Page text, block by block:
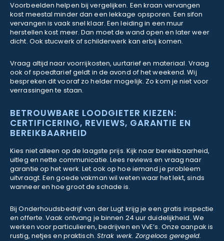
Voorbeelden helpen bij vergelijken. Een kraan vervangen
kost meestal minder dan een lekkage opsporen. Een sifon
vervangen is vaak snel klaar. Een leiding in een muur
herstellen kost meer. Dan moet de wand open en later weer
dicht. Ook stucwerk of schilderwerk kan erbij komen.
Vraag altijd naar voorrijkosten, uurtarief en materiaal. Vraag
ook of spoedtarief geldt in de avond of het weekend. Wij
bespreken dit vooraf zo helder mogelijk. Zo kom je niet voor
verrassingen te staan.
BETROUWBARE LOODGIETER KIEZEN:
CERTIFICERING, REVIEWS, GARANTIE EN
BEREIKBAARHEID
Kies niet alleen op de laagste prijs. Kijk naar bereikbaarheid,
uitleg en nette communicatie. Lees reviews en vraag naar
garantie op het werk. Let ook op hoe iemand je probleem
uitvraagt. Een goede vakman wil weten waar het lekt, sinds
wanneer en hoe groot de schade is.
Bij Onderhoudsbedrijf van der Lugt krijg je een gratis inspectie
en offerte. Vaak ontvang je binnen 24 uur duidelijkheid. We
werken voor particulieren, bedrijven en VvE’s. Onze aanpak is
rustig, netjes en praktisch. Strak werk. Zorgeloos geregeld.